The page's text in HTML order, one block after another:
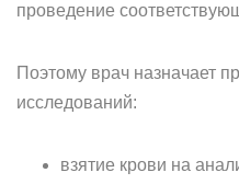
проведение
Поэтому врач назначает
исследований:
взятие крови на